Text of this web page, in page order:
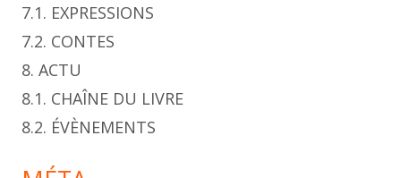
7.1. EXPRESSIONS
7.2. CONTES
8. ACTU
8.1. CHAÎNE DU LIVRE
8.2. ÉVÈNEMENTS